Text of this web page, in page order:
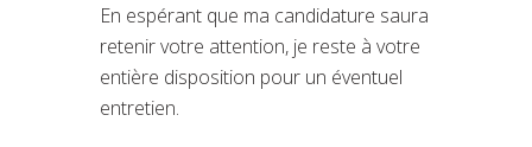
En espérant que ma candidature saura
retenir votre attention, je reste à votre
entière disposition pour un éventuel
entretien.